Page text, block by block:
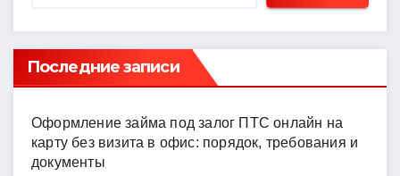
Последние записи
Оформление займа под залог ПТС онлайн на
карту без визита в офис: порядок, требования и
документы